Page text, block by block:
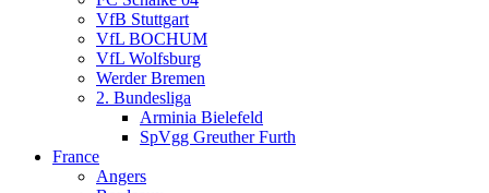
VfB Stuttgart
VfL BOCHUM
VfL Wolfsburg
Werder Bremen
2. Bundesliga
Arminia Bielefeld
SpVgg Greuther Furth
France
Angers